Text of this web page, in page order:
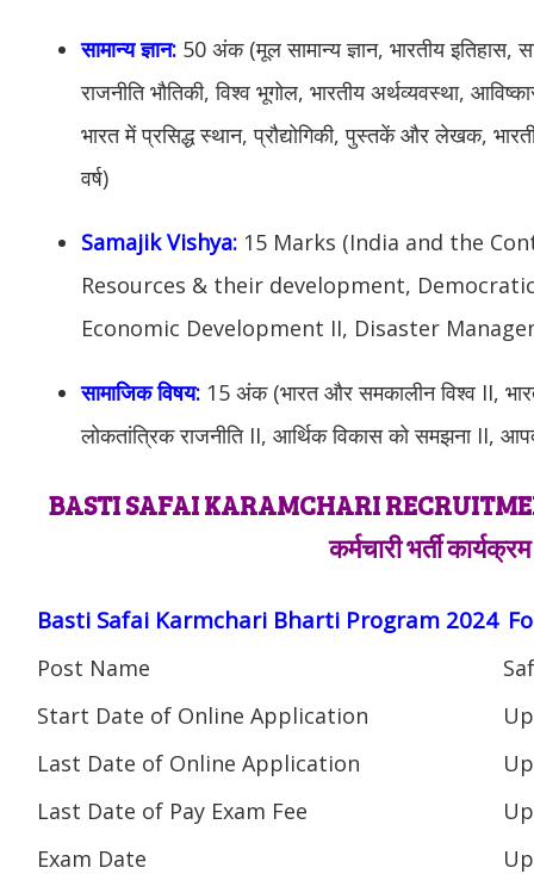
सामान्य ज्ञान: 50 अंक (मूल सामान्य ज्ञान, भारतीय इतिहास,
राजनीति भौतिकी, विश्व भूगोल, भारतीय अर्थव्यवस्था,
भारत में प्रसिद्ध स्थान, प्रौद्योगिकी, पुस्तकें और लेखक,
वर्ष)
Samajik Vishya: 15 Marks (India and the
Resources & their development,
Economic Development II, Disaster
सामाजिक विषय: 15 अंक (भारत और समकालीन विश्व II,
लोकतांत्रिक राजनीति II, आर्थिक विकास को समझना II,
BASTI SAFAI KARAMCHARI
कर्मचारी भर्ती
Basti Safai Karmchari Bharti Program 2024
Post Name
Start Date of Online Application
Last Date of Online Application
Last Date of Pay Exam Fee
Exam Date